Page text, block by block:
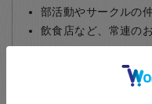
部活動やサークルの
飲食店など、常連の